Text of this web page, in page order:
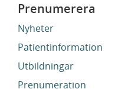
Prenumerera
Nyheter
Patientinformation
Utbildningar
Prenumeration